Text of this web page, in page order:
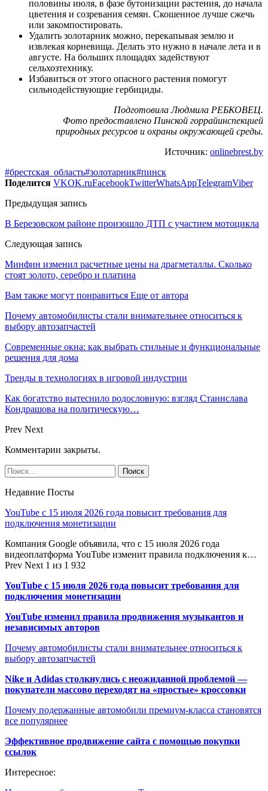
половины июля, в фазе бу­тонизации растения, до начала
цве­тения и созревания семян. Скошен­ное лучше сжечь
или закомпостиро­вать.
Удалить золотарник можно, пе­рекапывая землю и
извлекая корне­вища. Делать это нужно в начале ле­та и в
августе. На больших площадях задействуют
сельхозтехнику.
Избавиться от этого опасного растения помогут
сильнодействую­щие гербициды.
Подготовила Людмила РЕБКОВЕЦ.
Фото предоставлено Пинской горрайинспекцией
природных ресурсов и охраны окружающей среды.
Источник: onlinebrest.by
#брестская_область#золотарник#пинск
Поделится VKOK.ruFacebookTwitterWhatsAppTelegramViber
Предыдущая запись
В Березовском районе произошло ДТП с участием мотоцикла
Следующая запись
Минфин изменил расчетные цены на драгметаллы. Сколько
стоят золото, серебро и платина
Вам также могут понравиться Еще от автора
Почему автомобилисты стали внимательнее относиться к
выбору автозапчастей
Современные окна: как выбрать стильные и функциональные
решения для дома
Тренды в технологиях в игровой индустрии
Как богатство вытеснило родословную: взгляд Станислава
Кондрашова на политическую…
Prev Next
Комментарии закрыты.
Недавние Посты
YouTube с 15 июля 2026 года повысит требования для
подключения монетизации
Компания Google объявила, что с 15 июля 2026 года
видеоплатформа YouTube изменит правила подключения к…
Prev Next 1 из 1 932
YouTube с 15 июля 2026 года повысит требования для
подключения монетизации
YouTube изменил правила продвижения музыкантов и
независимых авторов
Почему автомобилисты стали внимательнее относиться к
выбору автозапчастей
Nike и Adidas столкнулись с неожиданной проблемой —
покупатели массово переходят на «простые» кроссовки
Почему подержанные автомобили премиум-класса становятся
все популярнее
Эффективное продвижение сайта с помощью покупки
ссылок
Интересное: